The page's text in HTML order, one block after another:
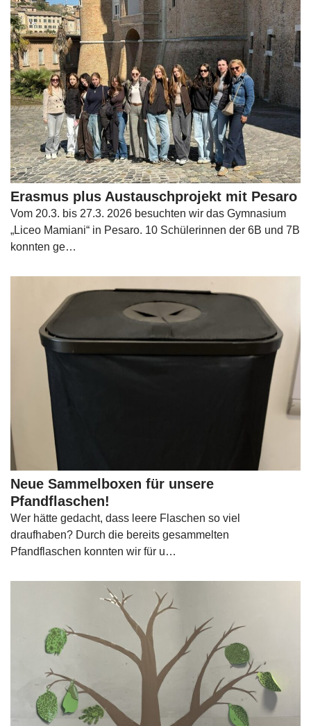
Erasmus plus Austauschprojekt mit Pesaro
Vom 20.3. bis 27.3. 2026 besuchten wir das Gymnasium
„Liceo Mamiani“ in Pesaro. 10 Schülerinnen der 6B und 7B
konnten ge…
Neue Sammelboxen für unsere
Pfandflaschen!
Wer hätte gedacht, dass leere Flaschen so viel
draufhaben? Durch die bereits gesammelten
Pfandflaschen konnten wir für u…